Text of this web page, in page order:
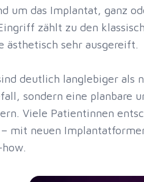
um das Implantat, ganz
zählt zu den
ästhetisch sehr ausgereift.
deutlich langlebiger als
sondern eine planbare
Viele Patientinnen
mit neuen